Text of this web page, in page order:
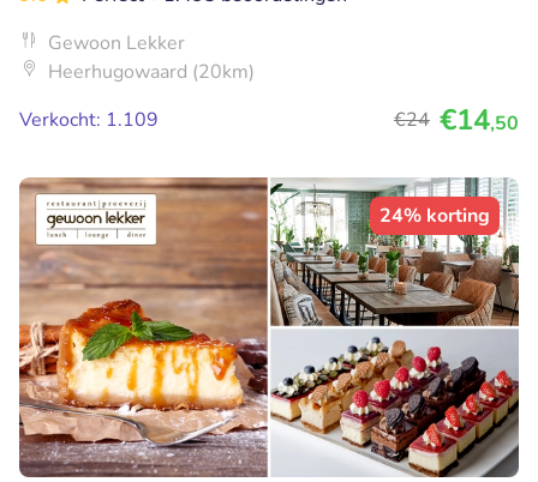
Gewoon Lekker
Heerhugowaard (20km)
Verkocht: 1.109
€24 €14,50
24% korting